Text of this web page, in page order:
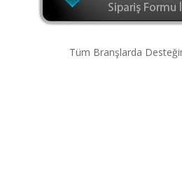
Tüm Branşlarda